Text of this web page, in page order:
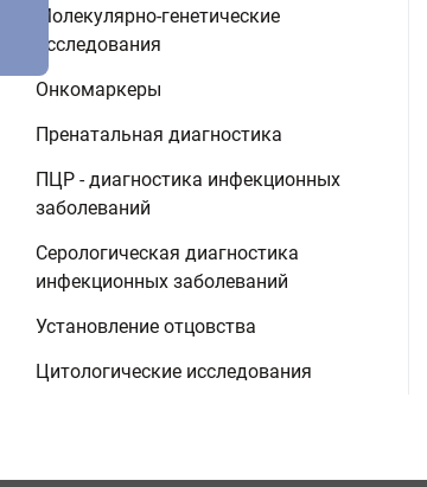
Молекулярно-генетические
исследования
Онкомаркеры
Пренатальная диагностика
ПЦР - диагностика инфекционных
заболеваний
Серологическая диагностика
инфекционных заболеваний
Установление отцовства
Цитологические исследования